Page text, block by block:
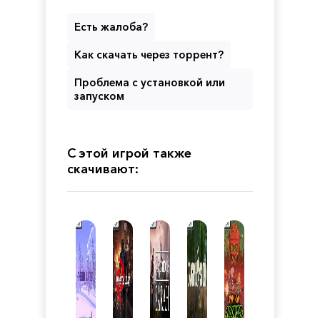
Есть жалоба?
Как скачать через торрент?
Проблема с установкой или
запуском
С этой игрой также
скачивают: